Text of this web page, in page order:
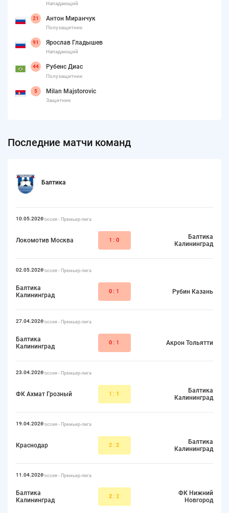
Нападающий
21 Антон Миранчук
Полузащитник
91 Ярослав Гладышев
Нападающий
44 Рубенс Диас
Полузащитник
5 Milan Majstorovic
Защитник
Последние матчи команд
Балтика
10.05.2026Россия - Премьер-лига
Локомотив Москва 1: 0
Балтика
Калининград
02.05.2026Россия - Премьер-лига
Балтика
Калининград
0:1 Рубин Казань
27.04.2026Россия - Премьер-лига
Балтика
Калининград
0:1 Акрон Тольятти
23.04.2026Россия - Премьер-лига
ФК Ахмат Грозный 1: 1
Балтика
Калининград
19.04.2026Россия - Премьер-лига
Краснодар 2: 2
Балтика
Калининград
11.04.2026Россия - Премьер-лига
Балтика
Калининград
2:2
ФК Нижний
Новгород